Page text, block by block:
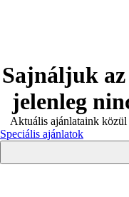
Sajnáljuk
jelenleg
Aktuális ajánlataink közül
Speciális ajánlatok